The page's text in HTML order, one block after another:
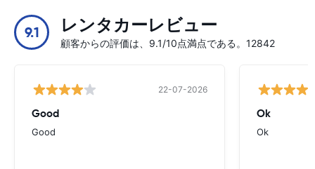
9.1 レンタカーレビュー
顧客からの評価は、9.1/10点満点である。12842
22-07-2026
Good
Good
Ok
Ok